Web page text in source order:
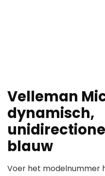
Velleman
dynamisch,
blauw
Voer het modelnummer